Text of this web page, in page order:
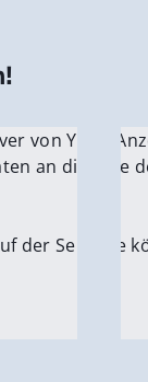
von YouTube.
an die Server
der Seite
Für die
Wenn Sie
Sie